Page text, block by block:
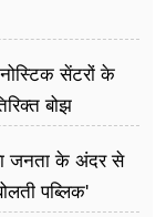
सेंटरों के
बोझ
जनता के अंदर से
पब्लिक'